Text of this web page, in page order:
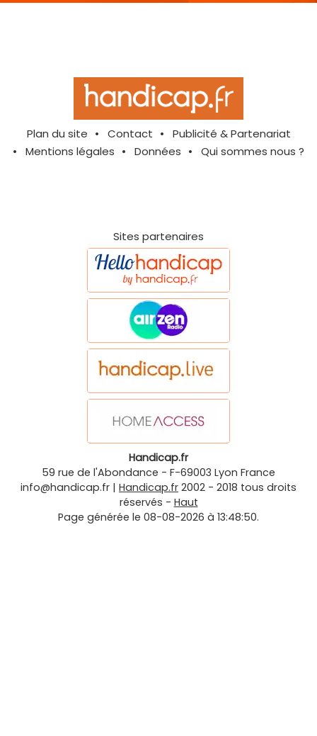
Plan du site Contact
Publicité & Partenariat
Mentions légales
Données Qui sommes nous ?
Sites partenaires
Handicap.fr
59 rue de l'Abondance - F-69003 Lyon France
info@handicap.fr | Handicap.fr 2002 - 2018 tous droits
réservés - Haut
Page générée le 08-08-2026 à 13:48:50.